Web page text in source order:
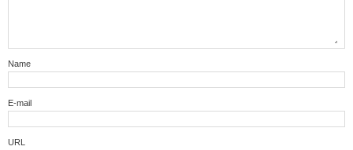
Name
E-mail
URL